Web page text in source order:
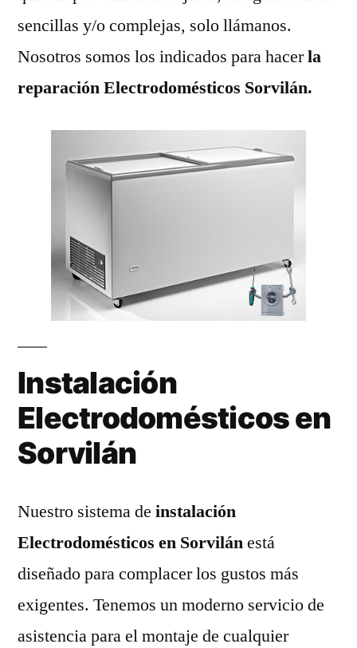
sencillas y/o complejas, solo llámanos.
Nosotros somos los indicados para hacerla
reparación Electrodomésticos Sorvilán.
Instalación
Electrodomésticos en
Sorvilán
Nuestro sistema de instalación
Electrodomésticos en Sorvilánestá
diseñado para complacer los gustos más
exigentes. Tenemos un moderno servicio de
asistencia para el montaje de cualquier